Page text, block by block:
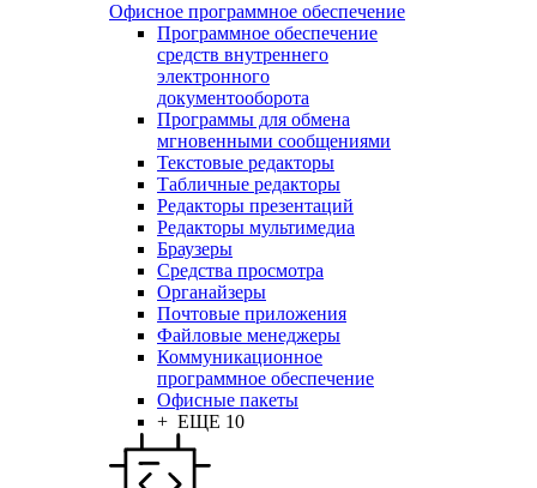
Офисное программное обеспечение
Программное обеспечение
средств внутреннего
электронного
документооборота
Программы для обмена
мгновенными сообщениями
Текстовые редакторы
Табличные редакторы
Редакторы презентаций
Редакторы мультимедиа
Браузеры
Средства просмотра
Органайзеры
Почтовые приложения
Файловые менеджеры
Коммуникационное
программное обеспечение
Офисные пакеты
+ ЕЩЕ 10